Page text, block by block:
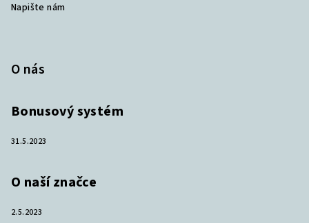
Napište nám
O nás
Bonusový systém
31.5.2023
O naší značce
2.5.2023